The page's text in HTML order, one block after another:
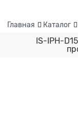
Главная Каталог
IS-IPH-